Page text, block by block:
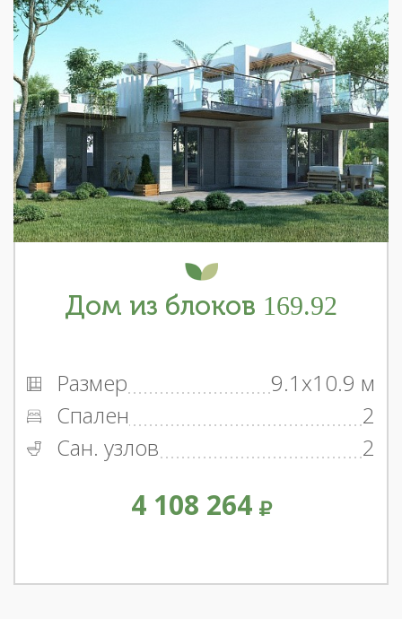
Дом из блоков 169.92
Размер
9.1x10.9 м
Спален
2
Сан. узлов
2
4 108 264